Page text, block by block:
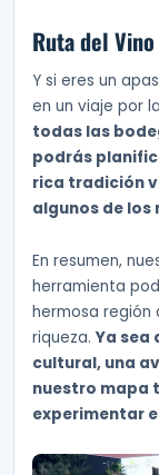
Ruta del
Y si eres un
en un viaje por
todas las
podrás
rica tradición
algunos de los
En resumen,
herramienta
hermosa región
riqueza. Ya sea
cultural, una
nuestro mapa
experimentar